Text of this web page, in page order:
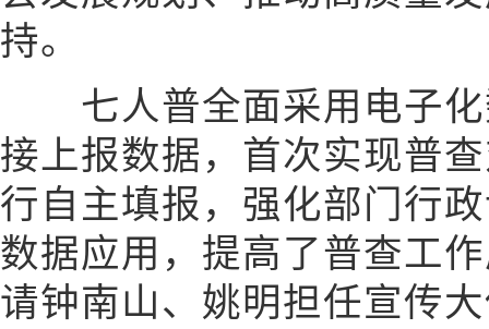
持。
七人普全面采用电子化
接上报数据，首次实现普
行自主填报，强化部门行
数据应用，提高了普查工
请钟南山、姚明担任宣传